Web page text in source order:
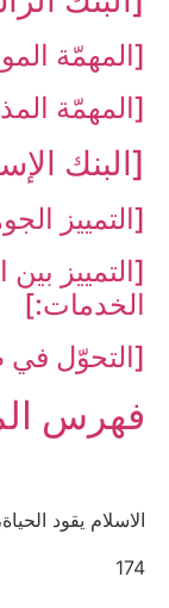
[المهمّة
[المهمّة
[البنك
[التمييز
[التمييز
الخدمات:]
[التحوّل في
فهرس
الاسلام يقود
174